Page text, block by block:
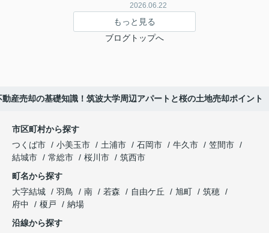
2026.06.22
もっと見る
ブログトップへ
産売却の基礎知識！筑波大学周辺アパートと桜の土地売却ポイント
市区町村から探す
つくば市
小美玉市 土浦市 石岡市 牛久市
笠間市
結城市
常総市 桜川市
筑西市
町名から探す
大字結城
羽鳥 南 若森 自由ケ丘 旭町
筑穂
府中
榎戸
納場
沿線から探す